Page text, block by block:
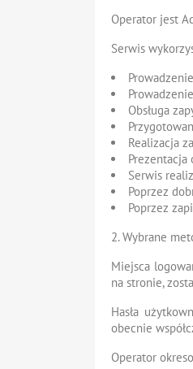
Operator jest
Serwis
Obsługa
Realizacja
Serwis
Poprzez
Poprzez
2. Wybrane
Miejsca
na stronie,
Hasła
obecnie
Operator